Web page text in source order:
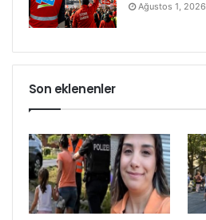
Ağustos 1, 2026
Son eklenenler